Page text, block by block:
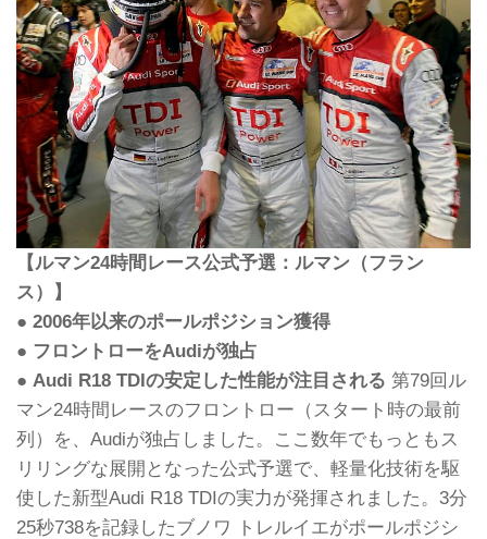
【ルマン24時間レース公式予選：ルマン（フラン
ス）】
● 2006年以来のポールポジション獲得
● フロントローをAudiが独占
● Audi R18 TDIの安定した性能が注目される 第79回ル
マン24時間レースのフロントロー（スタート時の最前
列）を、Audiが独占しました。ここ数年でもっともス
リリングな展開となった公式予選で、軽量化技術を駆
使した新型Audi R18 TDIの実力が発揮されました。3分
25秒738を記録したブノワ トレルイエがポールポジシ